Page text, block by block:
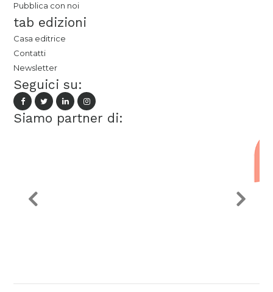
Pubblica con noi
tab edizioni
Casa editrice
Contatti
Newsletter
Seguici su:
Siamo partner di: